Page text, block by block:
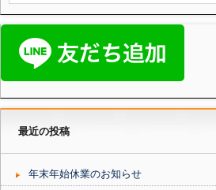
最近の投稿
年末年始休業のお知らせ